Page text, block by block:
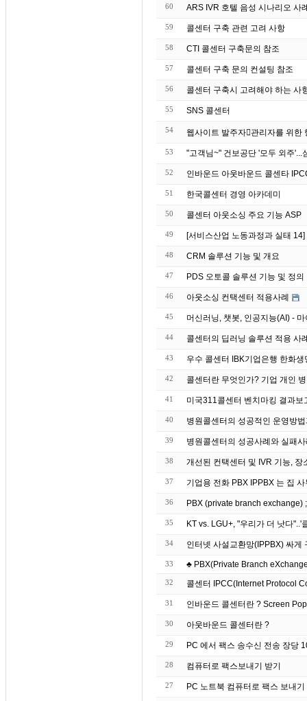
60 ARS IVR 호텔 음성 시나리오 사
59 콜센터 구축 관련 고려 사항
58 CTI 콜센터 구축문의 참조
57 콜센터 구축 문의 컨설팅 참조
56 콜센터 구축시 고려해야 하는 사
55 SNS 콜센터
54
53
52 인바운드 아웃바운드 콜센타
51 한국콜센터 경영 아카데미
50 콜센터 아웃소싱 주요 기능 ASP
49 [서비스산업 노동과정과 실태
48 CRM 솔루션 기능 및 개요
47 PDS 오토콜 솔루션 기능 및 정의
46 아웃소싱 컨택센터 적용사례
45 머신러닝, 챗봇, 인공지능(AI) -
44
43 우수 콜센터 IBK기업
42 콜센터란 무엇인가? 기업 개인
41 미국311콜센터 벤치마킹 결과보
40 병원콜센터의 성공적인 운영방
39 병원콜센터의 성공사례와 실패
38 개선된 컨택센터 및 IVR 기능, 장
37 기업용 전화 PBX
36 PBX (private branch exchange)
35 KT vs. LGU+, "우리가 더 낫다"..'
34 인터넷 사설교환망(IPPBX) 싸게
33 ♣ PBX(Private Branch
32 콜센터 IPCC(Internet Protocol
31 인바운드 콜센터
30 아웃바운드 콜센터란 ?
29 PC 에서 팩스 송수신 전송 장당
28 컴퓨터로 팩스보내기 받기
27